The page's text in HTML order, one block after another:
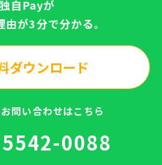
独自Payが
由が3分で分かる。
ダウンロード
問い合わせはこちら
0088